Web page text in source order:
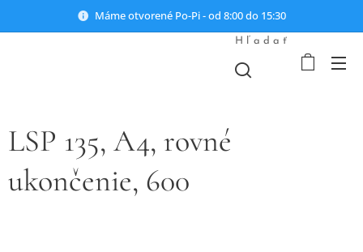
Máme otvorené Po-Pi - od 8:00 do 15:30
Hľadať
LSP 135, A4, rovné
ukončenie, 600